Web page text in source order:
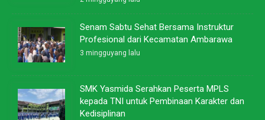
Senam Sabtu Sehat Bersama Instruktur
Profesional dari Kecamatan Ambarawa
3 mingguyang lalu
SMK Yasmida Serahkan Peserta MPLS
kepada TNI untuk Pembinaan Karakter dan
Kedisiplinan